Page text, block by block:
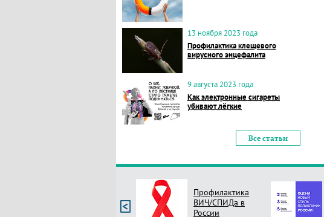
13 ноября 2023 года
Профилактика клещевого
вирусного энцефалита
9 августа 2023 года
Как электронные сигареты
убивают лёгкие
Все статьи
Профилактика
ВИЧ/СПИДа в
России